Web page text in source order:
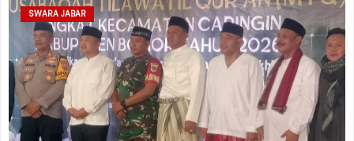
SWARA JABAR